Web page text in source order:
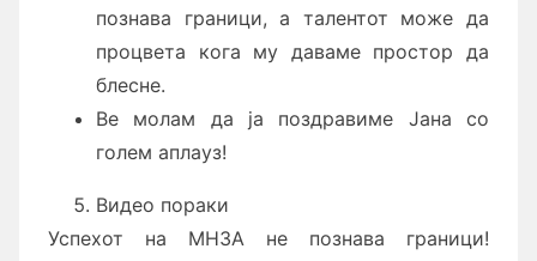
познава граници, а талентот може да
процвета кога му даваме простор да
блесне.
Ве молам да ја поздравиме Јана со
голем аплауз!
Видео пораки
Успехот на МНЗА не познава граници!